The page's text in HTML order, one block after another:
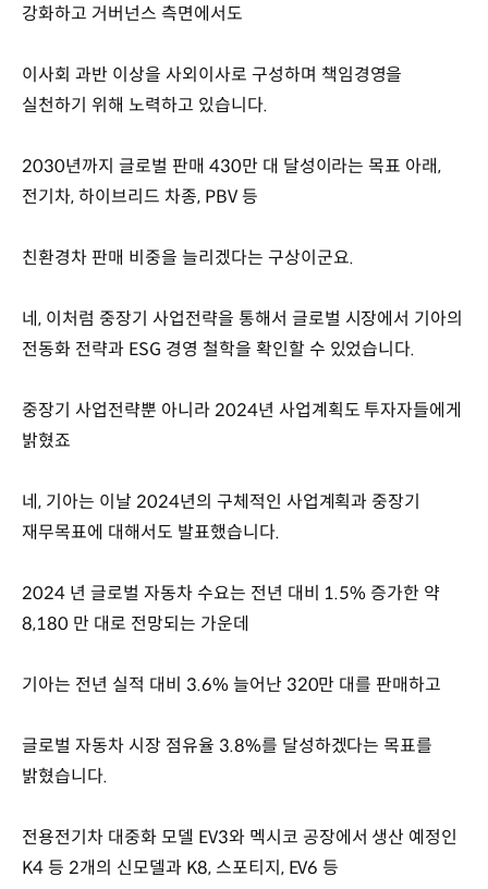
강화하고 거버넌스 측면에서도
이사회 과반 이상을 사외이사로 구성하며 책임경영을
실천하기 위해 노력하고 있습니다.
2030년까지 글로벌 판매 430만 대 달성이라는 목표 아래,
전기차, 하이브리드 차종, PBV 등
친환경차 판매 비중을 늘리겠다는 구상이군요.
네, 이처럼 중장기 사업전략을 통해서 글로벌 시장에서 기아의
전동화 전략과 ESG 경영 철학을 확인할 수 있었습니다.
중장기 사업전략뿐 아니라 2024년 사업계획도 투자자들에게
밝혔죠
네, 기아는 이날 2024년의 구체적인 사업계획과 중장기
재무목표에 대해서도 발표했습니다.
2024 년 글로벌 자동차 수요는 전년 대비 1.5% 증가한 약
8,180 만 대로 전망되는 가운데
기아는 전년 실적 대비 3.6% 늘어난 320만 대를 판매하고
글로벌 자동차 시장 점유율 3.8%를 달성하겠다는 목표를
밝혔습니다.
전용전기차 대중화 모델 EV3와 멕시코 공장에서 생산 예정인
K4 등 2개의 신모델과 K8, 스포티지, EV6 등